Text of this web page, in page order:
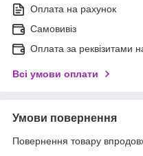
Оплата на рахунок
Самовивіз
Оплата за реквізитами
Всі умови оплати
Умови повернення
Повернення товару